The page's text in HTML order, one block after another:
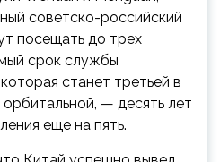
советско-российский
посещать до трех
срок службы
станет третьей в
— десять лет
еще на пять.